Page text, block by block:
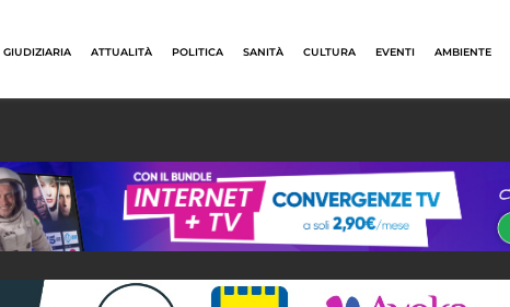
GIUDIZIARIA ATTUALITÀ POLITICA SANITÀ CULTURA EVENTI AMBIENTE